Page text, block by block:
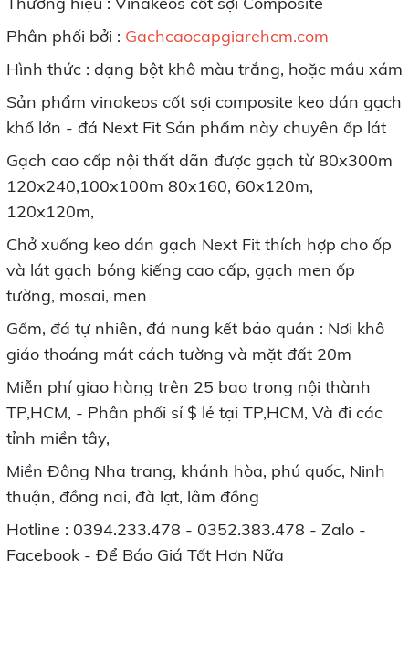
Phân phối bởi : Gachcaocapgiarehcm.com
Hình thức : dạng bột khô màu trắng, hoặc mầu xám
Sản phẩm vinakeos cốt sợi composite keo dán gạch
khổ lớn - đá Next Fit Sản phẩm này chuyên ốp lát
Gạch cao cấp nội thất dãn được gạch từ 80x300m
120x240,100x100m 80x160, 60x120m,
120x120m,
Chở xuống keo dán gạch Next Fit thích hợp cho ốp
và lát gạch bóng kiếng cao cấp, gạch men ốp
tường, mosai, men
Gốm, đá tự nhiên, đá nung kết bảo quản : Nơi khô
giáo thoáng mát cách tường và mặt đất 20m
Miễn phí giao hàng trên 25 bao trong nội thành
TP,HCM, - Phân phối sỉ $ lẻ tại TP,HCM, Và đi các
tỉnh miền tây,
Miền Đông Nha trang, khánh hòa, phú quốc, Ninh
thuận, đồng nai, đà lạt, lâm đồng
Hotline : 0394.233.478 - 0352.383.478 - Zalo -
Facebook - Để Báo Giá Tốt Hơn Nữa